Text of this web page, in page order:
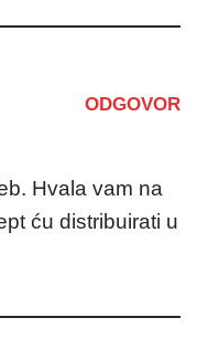
ODGOVOR
Hvala vam na
ću distribuirati u